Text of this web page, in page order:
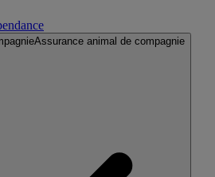
Assurance animal de compagnie